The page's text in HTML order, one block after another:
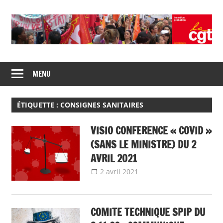
content
CGT
insertion
probation
de
syndicats
CGT
insertion
probation
MENU
ÉTIQUETTE : CONSIGNES SANITAIRES
VISIO CONFERENCE « COVID »
(SANS LE MINISTRE) DU 2
AVRIL 2021
2 avril 2021
social
COMITE TECHNIQUE SPIP DU